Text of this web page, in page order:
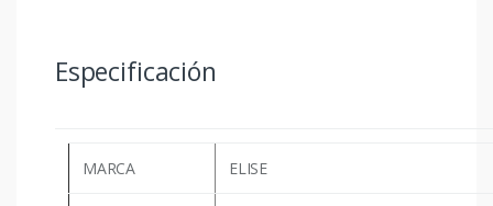
Especificación
MARCA ELISE